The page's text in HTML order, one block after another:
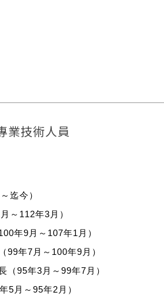
業技術人員
迄今）
～112年3月）
年9月～107年1月）
99年7月～100年9月）
（95年3月～99年7月）
5月～95年2月）